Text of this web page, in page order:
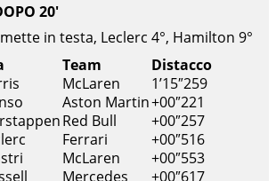
20'
in testa, Leclerc 4°, Hamilton 9°
Team
Distacco
McLaren
1’15″259
Aston Martin+00″221
Red Bull
+00″257
Ferrari
+00″516
McLaren
+00″553
Mercedes
+00″617